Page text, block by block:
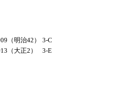
（明治42）
3-C
（大正2） 3-E